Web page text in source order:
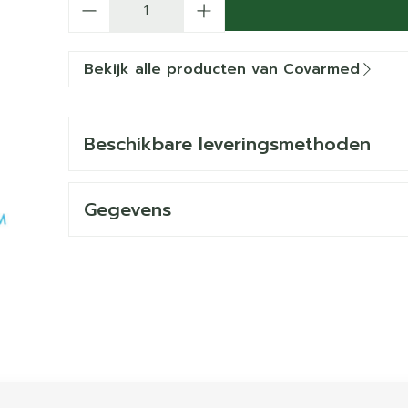
Bekijk alle producten van Covarmed
Beschikbare leveringsmethoden
Gegevens